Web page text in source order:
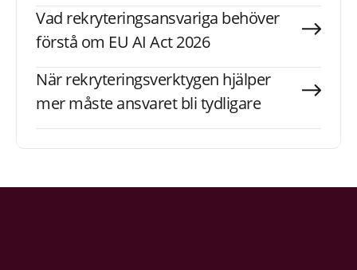
Vad rekryteringsansvariga behöver
förstå om EU AI Act 2026
När rekryteringsverktygen hjälper
mer måste ansvaret bli tydligare